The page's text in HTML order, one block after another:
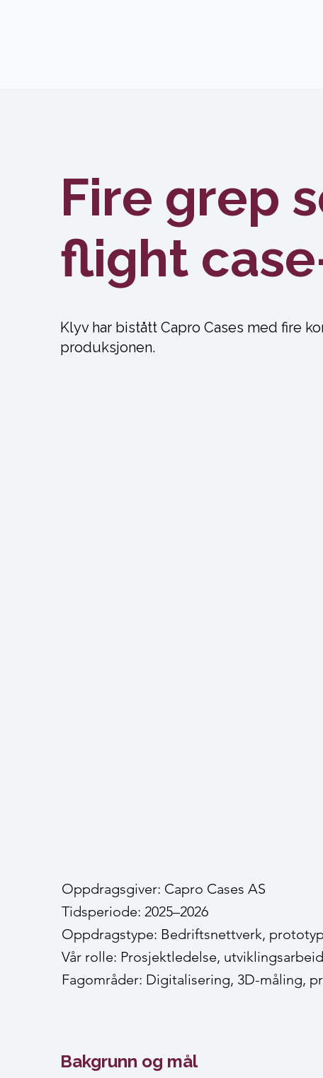
Fire grep
flight
Klyv har bistått Capro Cases med fire
produksjonen.
Oppdragsgiver: Capro Cases AS
Tidsperiode: 2025–2026
Oppdragstype: Bedriftsnettverk,
Vår rolle: Prosjektledelse,
Fagområder: Digitalisering, 3D-måling,
Bakgrunn og mål